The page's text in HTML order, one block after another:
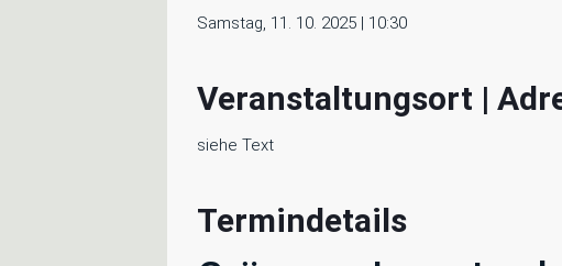
Samstag, 11. 10. 2025 | 10:30
Veranstaltungsort |
siehe Text
Termindetails